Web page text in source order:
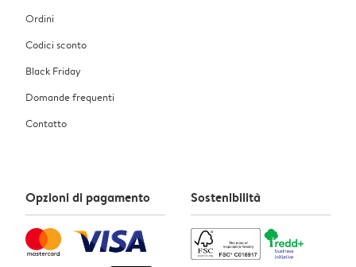
Ordini
Codici sconto
Black Friday
Domande frequenti
Contatto
Opzioni di pagamento Sostenibilità